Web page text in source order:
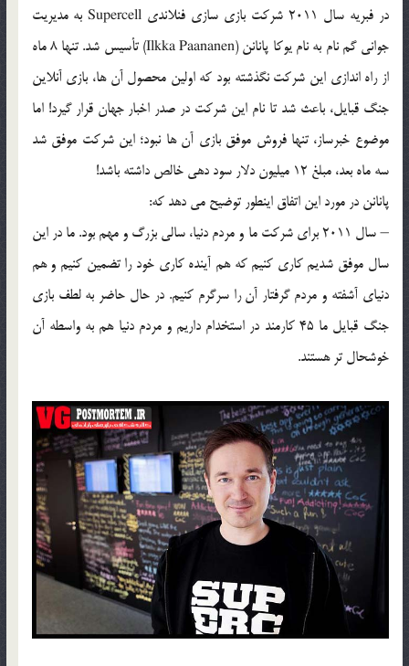
در فبریه سال 2011 شرکت بازی سازی فنلاندی Supercell به مدیریت
جوانی گم نام به نام یوکا پانانن (Ilkka Paananen) تأسیس شد. تنها 8 ماه
از راه اندازی این شرکت نگذشته بود که اولین محصول آن ها، بازی آنلاین
جنگ قبایل، باعث شد تا نام این شرکت در صدر اخبار جهان قرار گیرد! اما
موضوع خبرساز، تنها فروش موفق بازی آن ها نبود؛ این شرکت موفق شد
سه ماه بعد، مبلغ 12 میلیون دلار سود دهی خالص داشته باشد!
پانانن در مورد این اتفاق اینطور توضیح می دهد که:
– سال 2011 برای شرکت ما و مردم دنیا، سالی بزرگ و مهم بود. ما در این
سال موفق شدیم کاری کنیم که هم آینده کاری خود را تضمین کنیم و هم
دنیای آشفته و مردم گرفتار آن را سرگرم کنیم. در حال حاضر به لطف بازی
جنگ قبایل ما 45 کارمند در استخدام داریم و مردم دنیا هم به واسطه آن
خوشحال تر هستند.